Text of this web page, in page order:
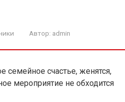
Автор: admin
семейное счастье, женятся,
мероприятие не обходится